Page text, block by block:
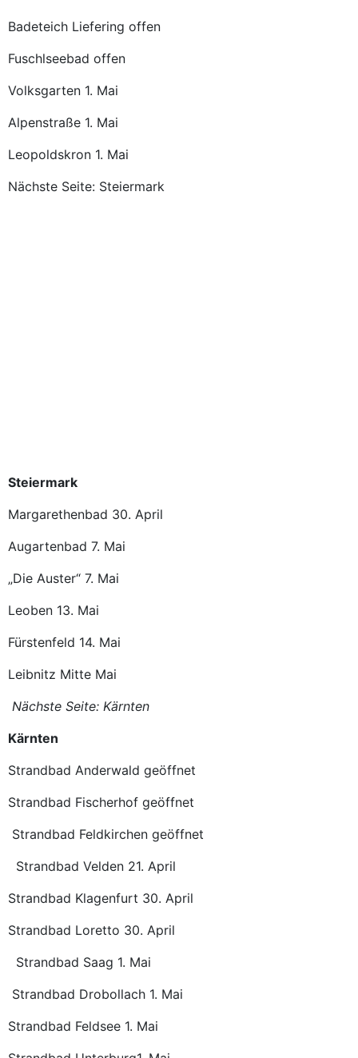
Badeteich Liefering offen
Fuschlseebad offen
Volksgarten 1. Mai
Alpenstraße 1. Mai
Leopoldskron 1. Mai
Nächste Seite: Steiermark
Steiermark
Margarethenbad 30. April
Augartenbad 7. Mai
„Die Auster“ 7. Mai
Leoben 13. Mai
Fürstenfeld 14. Mai
Leibnitz Mitte Mai
Nächste Seite: Kärnten
Kärnten
Strandbad Anderwald geöffnet
Strandbad Fischerhof geöffnet
Strandbad Feldkirchen geöffnet
Strandbad Velden 21. April
Strandbad Klagenfurt 30. April
Strandbad Loretto 30. April
Strandbad Saag 1. Mai
Strandbad Drobollach 1. Mai
Strandbad Feldsee 1. Mai